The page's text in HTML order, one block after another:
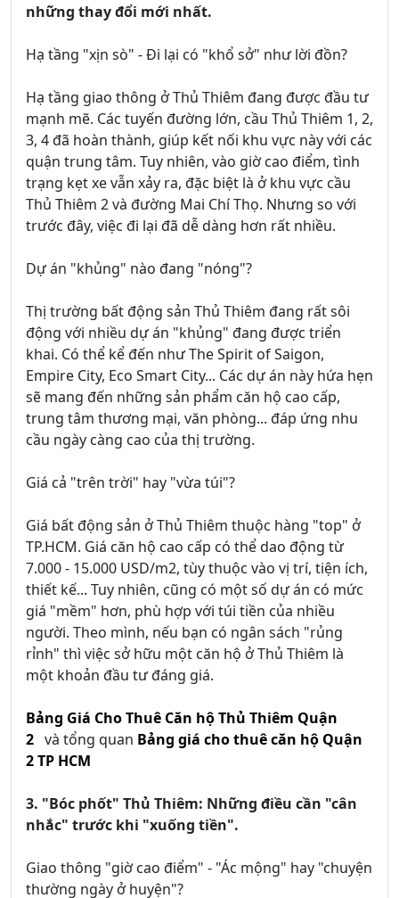
những thay đổi mới nhất.
Hạ tầng "xịn sò" - Đi lại có "khổ sở" như lời đồn?
Hạ tầng giao thông ở Thủ Thiêm đang được đầu tư
mạnh mẽ. Các tuyến đường lớn, cầu Thủ Thiêm 1, 2,
3, 4 đã hoàn thành, giúp kết nối khu vực này với các
quận trung tâm. Tuy nhiên, vào giờ cao điểm, tình
trạng kẹt xe vẫn xảy ra, đặc biệt là ở khu vực cầu
Thủ Thiêm 2 và đường Mai Chí Thọ. Nhưng so với
trước đây, việc đi lại đã dễ dàng hơn rất nhiều.
Dự án "khủng" nào đang "nóng"?
Thị trường bất động sản Thủ Thiêm đang rất sôi
động với nhiều dự án "khủng" đang được triển
khai. Có thể kể đến như The Spirit of Saigon,
Empire City, Eco Smart City... Các dự án này hứa hẹn
sẽ mang đến những sản phẩm căn hộ cao cấp,
trung tâm thương mại, văn phòng... đáp ứng nhu
cầu ngày càng cao của thị trường.
Giá cả "trên trời" hay "vừa túi"?
Giá bất động sản ở Thủ Thiêm thuộc hàng "top" ở
TP.HCM. Giá căn hộ cao cấp có thể dao động từ
7.000 - 15.000 USD/m2, tùy thuộc vào vị trí, tiện ích,
thiết kế... Tuy nhiên, cũng có một số dự án có mức
giá "mềm" hơn, phù hợp với túi tiền của nhiều
người. Theo mình, nếu bạn có ngân sách "rủng
rỉnh" thì việc sở hữu một căn hộ ở Thủ Thiêm là
một khoản đầu tư đáng giá.
Bảng Giá Cho Thuê Căn hộ Thủ Thiêm Quận
2 và tổng quan Bảng giá cho thuê căn hộ Quận
2 TP HCM
3. "Bóc phốt" Thủ Thiêm: Những điều cần "cân
nhắc" trước khi "xuống tiền".
Giao thông "giờ cao điểm" - "Ác mộng" hay "chuyện
thường ngày ở huyện"?